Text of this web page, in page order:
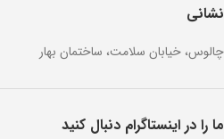
نشانی
چالوس، خیابان سلامت، ساختمان بهار
ما را در اینستاگرام دنبال کنید